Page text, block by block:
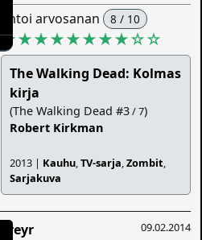
antoi arvosanan 8 / 10
★★★★★★★★☆☆
The Walking Dead: Kolmas
kirja
(The Walking Dead #3/ 7)
Robert Kirkman
2013 | Kauhu,TV-sarja,Zombit,
Sarjakuva
09.02.2014
Freyr